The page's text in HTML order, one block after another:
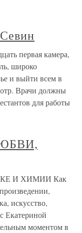
первая камера,
широко
и выйти всем в
Врачи должны
для работы
И ХИМИИ Как
искусство,
Екатериной
моментом в